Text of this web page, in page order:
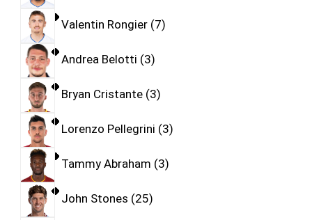
Valentin Rongier 7
Andrea Belotti 3
Bryan Cristante 3
Lorenzo Pellegrini 3
Tammy Abraham 3
John Stones 25